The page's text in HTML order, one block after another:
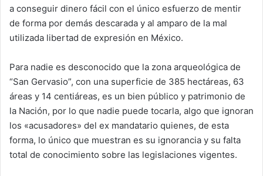
a conseguir dinero fácil con el único esfuerzo de mentir
de forma por demás descarada y al amparo de la mal
utilizada libertad de expresión en México.
Para nadie es desconocido que la zona arqueológica de
“San Gervasio”, con una superficie de 385 hectáreas, 63
áreas y 14 centiáreas, es un bien público y patrimonio de
la Nación, por lo que nadie puede tocarla, algo que ignoran
los «acusadores» del ex mandatario quienes, de esta
forma, lo único que muestran es su ignorancia y su falta
total de conocimiento sobre las legislaciones vigentes.